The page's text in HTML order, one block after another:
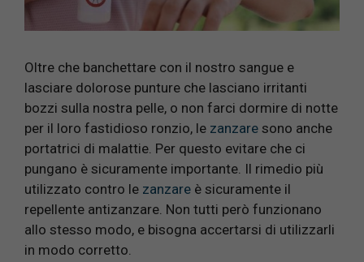
Oltre che banchettare con il nostro sangue e
lasciare dolorose punture che lasciano irritanti
bozzi sulla nostra pelle, o non farci dormire di notte
per il loro fastidioso ronzio, le zanzare sono anche
portatrici di malattie. Per questo evitare che ci
pungano è sicuramente importante. Il rimedio più
utilizzato contro le zanzare è sicuramente il
repellente antizanzare. Non tutti però funzionano
allo stesso modo, e bisogna accertarsi di utilizzarli
in modo corretto.